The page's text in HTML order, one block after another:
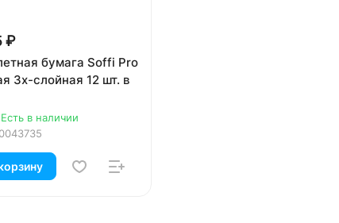
₽
бумага Soffi Pro
3х-слойная 12 шт. в
Есть в наличии
0043735